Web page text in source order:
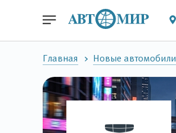
Главная Новые автомобили